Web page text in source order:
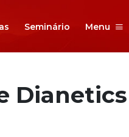
Seminário Menu
Dianetics